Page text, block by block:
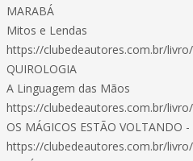
MARABÁ
Mitos e Lendas
https://clubedeautores.com.br/
QUIROLOGIA
A Linguagem das Mãos
https://clubedeautores.com.br/
OS MÁGICOS ESTÃO VOLTANDO
https://clubedeautores.com.br/